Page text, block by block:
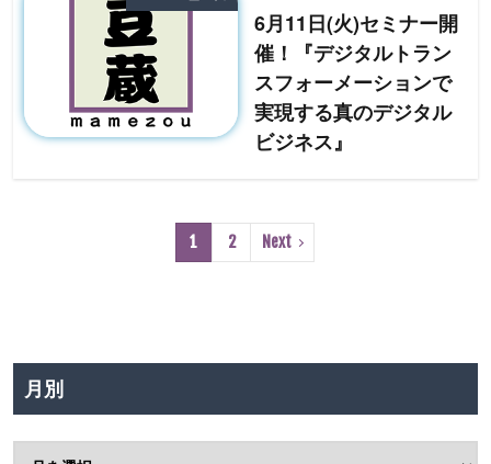
6月11日(火)セミナー開
催！『デジタルトラン
スフォーメーションで
実現する真のデジタル
ビジネス』
1 2 Next
月別